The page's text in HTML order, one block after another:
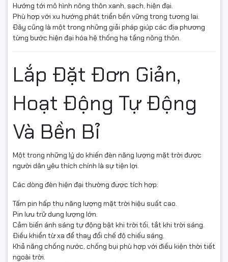
Hướng tới mô hình nông thôn xanh, sạch, hiện đại.
Phù hợp với xu hướng phát triển bền vững trong tương lai.
Đây cũng là một trong những giải pháp giúp các địa phương
từng bước hiện đại hóa hệ thống hạ tầng nông thôn.
Lắp Đặt Đơn Giản,
Hoạt Động Tự Động
Và Bền Bỉ
Một trong những lý do khiến đèn năng lượng mặt trời được
người dân yêu thích chính là sự tiện lợi.
Các dòng đèn hiện đại thường được tích hợp:
Tấm pin hấp thụ năng lượng mặt trời hiệu suất cao.
Pin lưu trữ dung lượng lớn.
Cảm biến ánh sáng tự động bật khi trời tối, tắt khi trời sáng.
Điều khiển từ xa để thay đổi chế độ chiếu sáng.
Khả năng chống nước, chống bụi phù hợp với điều kiện thời tiết
ngoài trời.